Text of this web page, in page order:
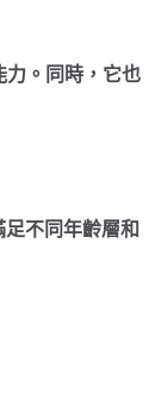
。同時，它也
不同年齡層和